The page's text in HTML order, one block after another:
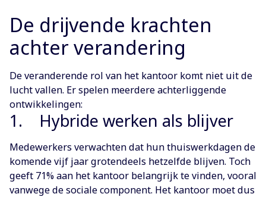
De drijvende krachten
achter verandering
De veranderende rol van het kantoor komt niet uit de
lucht vallen. Er spelen meerdere achterliggende
ontwikkelingen:
1. Hybride werken als blijver
Medewerkers verwachten dat hun thuiswerkdagen de
komende vijf jaar grotendeels hetzelfde blijven. Toch
geeft 71% aan het kantoor belangrijk te vinden, vooral
vanwege de sociale component. Het kantoor moet dus